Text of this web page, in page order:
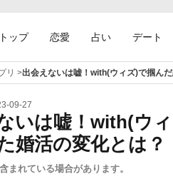
トップ 恋愛 占い デート
リ >出会えないは嘘！with(ウィズ)で掴ん
09-27
いは嘘！with(ウ
婚活の変化とは？
まれている場合があります。